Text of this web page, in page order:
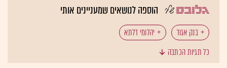
הוספה לנושאים שמעניינים אותי
בנק אגוד
יהלומי דלתא
כל תגיות הכתבה